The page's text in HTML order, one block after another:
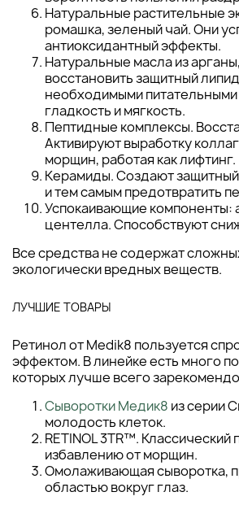
Натуральные растительные
ромашка, зеленый чай. Они
антиоксидантный эффекты.
Натуральные масла из
восстановить защитный
необходимыми
гладкость и мягкость.
Пептидные комплексы.
Активируют выработку
морщин, работая как лифтинг.
Керамиды. Создают
и тем самым предотвратить
Успокаивающие компоненты:
центелла. Способствуют
Все средства не содержат
экологически вредных веществ.
ЛУЧШИЕ ТОВАРЫ
Ретинол от Medik8 пользуется
эффектом. В линейке есть много
которых лучше всего
Сыворотки Медик8 из серии
молодость клеток.
RETINOL 3TR™.
избавлению от морщин.
Омолаживающая сыворотка,
областью вокруг глаз.